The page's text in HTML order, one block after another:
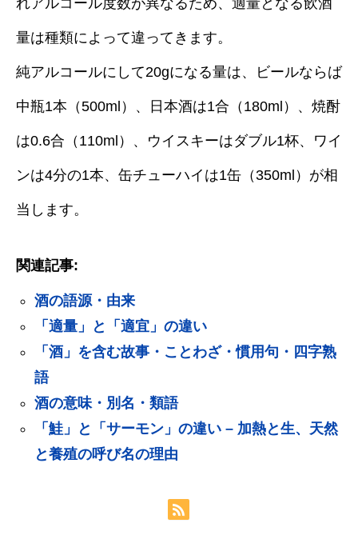
れアルコール度数が異なるため、適量となる飲酒
量は種類によって違ってきます。
純アルコールにして20gになる量は、ビールならば
中瓶1本（500ml）、日本酒は1合（180ml）、焼酎
は0.6合（110ml）、ウイスキーはダブル1杯、ワイ
ンは4分の1本、缶チューハイは1缶（350ml）が相
当します。
関連記事:
酒の語源・由来
「適量」と「適宜」の違い
「酒」を含む故事・ことわざ・慣用句・四字熟
語
酒の意味・別名・類語
「鮭」と「サーモン」の違い – 加熱と生、天然
と養殖の呼び名の理由